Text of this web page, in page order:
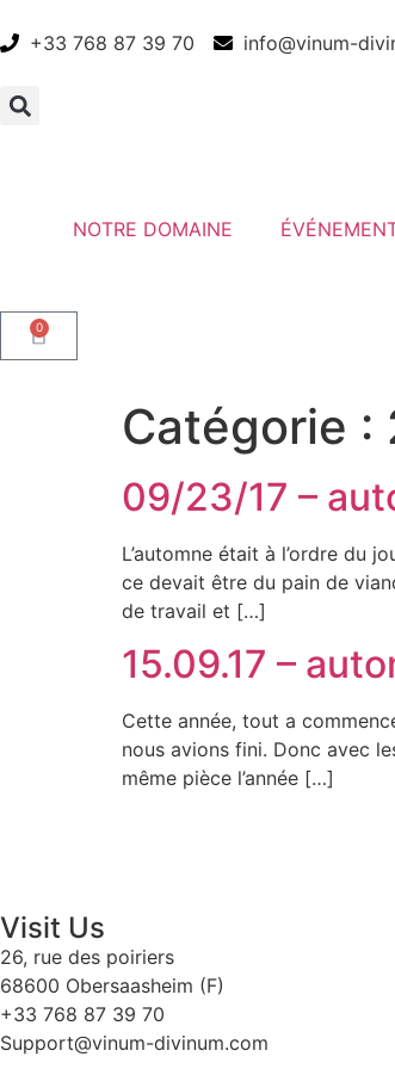
+33 768 87 39 70 info@vinum-
NOTRE DOMAINE
0
Catégorie :
09/23/17 –
L’automne était à l’ordre du
ce devait être du pain de
de travail et […]
15.09.17 –
Cette année, tout a
nous avions fini. Donc avec
même pièce l’année […]
Visit Us
26, rue des poiriers
68600 Obersaasheim (F)
+33 768 87 39 70
Support@vinum-divinum.com